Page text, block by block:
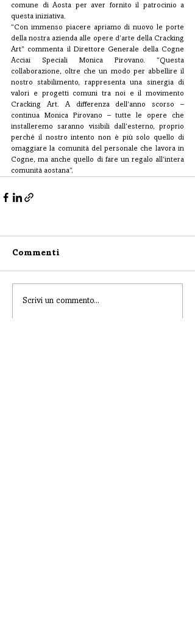
comune di Aosta per aver fornito il patrocinio a
questa iniziativa.
“Con immenso piacere apriamo di nuovo le porte
della nostra azienda alle opere d’arte della Cracking
Art” commenta il Direttore Generale della Cogne
Acciai Speciali Monica Pirovano. “Questa
collaborazione, oltre che un modo per abbellire il
nostro stabilimento, rappresenta una sinergia di
valori e progetti comuni tra noi e il movimento
Cracking Art. A differenza dell’anno scorso –
continua Monica Pirovano – tutte le opere che
installeremo saranno visibili dall’esterno, proprio
perché il nostro intento non è più solo quello di
omaggiare la comunità del personale che lavora in
Cogne, ma anche quello di fare un regalo all’intera
comunità aostana”.
Commenti
Scrivi un commento...